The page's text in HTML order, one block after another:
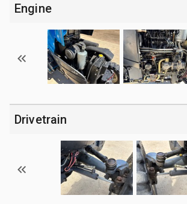
Engine
Drivetrain